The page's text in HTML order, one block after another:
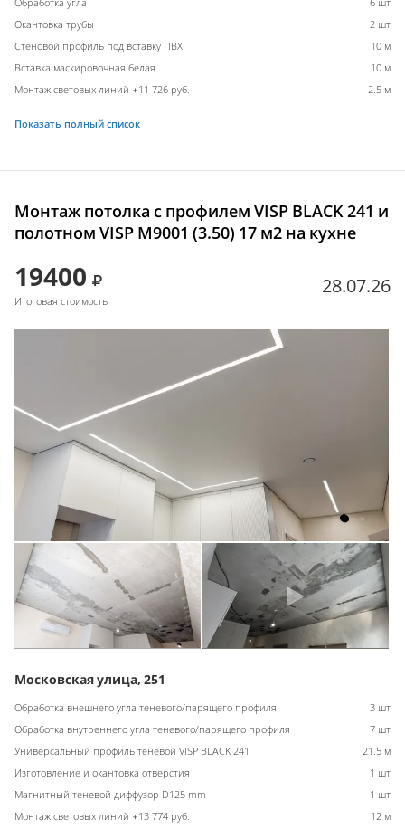
Окантовка трубы
2 шт
Стеновой профиль под вставку ПВХ
10 м
Вставка маскировочная белая
10 м
Монтаж световых линий +11 726 руб.
2.5 м
Показать полный список
Монтаж потолка с профилем VISP BLACK 241 и
полотном VISP M9001 (3.50) 17 м2 на кухне
19400
Итоговая стоимость
28.07.26
Московская улица, 251
Обработка внешнего угла теневого/парящего профиля
3 шт
Обработка внутреннего угла теневого/парящего профиля
7 шт
Универсальный профиль теневой VISP BLACK 241
21.5 м
Изготовление и окантовка отверстия
1 шт
Магнитный теневой диффузор D125 mm
1 шт
Монтаж световых линий +13 774 руб.
12 м